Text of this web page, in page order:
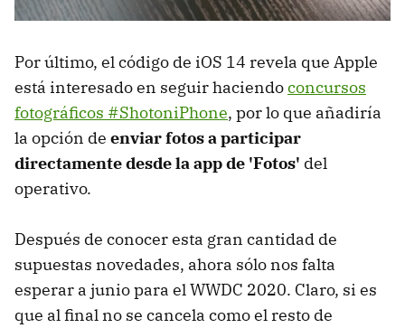
Por último, el código de iOS 14 revela que Apple
está interesado en seguir haciendoconcursos
fotográficos #ShotoniPhone, por lo que añadiría
la opción de enviar fotos a participar
directamente desde la app de 'Fotos' del
operativo.
Después de conocer esta gran cantidad de
supuestas novedades, ahora sólo nos falta
esperar a junio para el WWDC 2020. Claro, si es
que al final no se cancela como el resto de